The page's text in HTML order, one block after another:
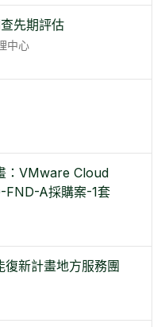
先期評估
中心
：VMware Cloud
FND-A採購案-1套
復新計畫地方服務團